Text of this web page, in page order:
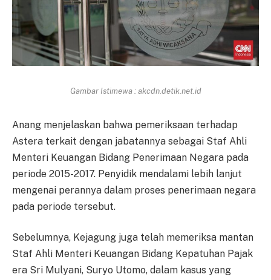
Gambar Istimewa : akcdn.detik.net.id
Anang menjelaskan bahwa pemeriksaan terhadap
Astera terkait dengan jabatannya sebagai Staf Ahli
Menteri Keuangan Bidang Penerimaan Negara pada
periode 2015-2017. Penyidik mendalami lebih lanjut
mengenai perannya dalam proses penerimaan negara
pada periode tersebut.
Sebelumnya, Kejagung juga telah memeriksa mantan
Staf Ahli Menteri Keuangan Bidang Kepatuhan Pajak
era Sri Mulyani, Suryo Utomo, dalam kasus yang